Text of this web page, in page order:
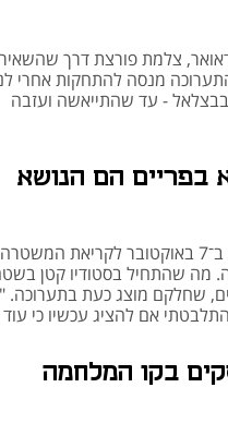
צלמת פורצת דרך
מנסה להתחקות אחרי
- עד שהתייאשה ועזבה
בפריים הם הנושא
הצלמת עטורת הפרסים ורדי כהנא נענתה ב־7 באוקטובר
מה שהתחיל בסטודיו קטן
שחלקם מוצג כעת בתערוכה.
אם להציג עכשיו כי
בקו המלחמה